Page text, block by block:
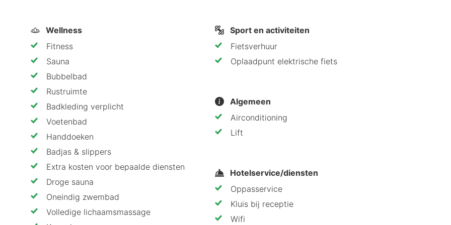
zoutstoomcabine, infraroodsauna)
Resort Kołobrzeg aanbeveelt
Resort Kołobrzeg zou moeten boeken:
aan de Oostzee.
vakantiegangers
perfecte keuze voor wie ontspanning aan zee wil combineren met moderne voorzieningen.
scala aan recreatiemogelijkheden en de ruime wellnessruimte garanderen een
Wellness
Fitness
Sauna
Bubbelbad
Rustruimte
Badkleding verplicht
Voetenbad
Handdoeken
Badjas & slippers
Extra kosten voor bepaalde diensten
Droge sauna
Oneindig zwembad
Volledige lichaamsmassage
Sport en activiteiten
Fietsverhuur
Oplaadpunt elektrische fiets
Algemeen
Airconditioning
Lift
Hotelservice/diensten
Oppasservice
Kluis bij receptie
Wifi